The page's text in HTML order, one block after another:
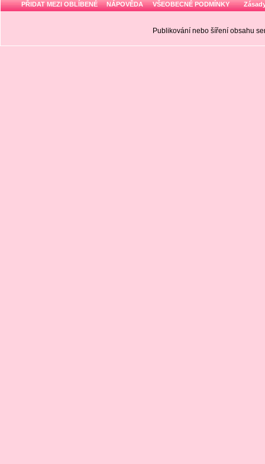
PŘIDAT MEZI OBLÍBENÉ NÁPOVĚDA VŠEOBECNÉ PODMÍNKY
Publikování nebo šíření obsahu